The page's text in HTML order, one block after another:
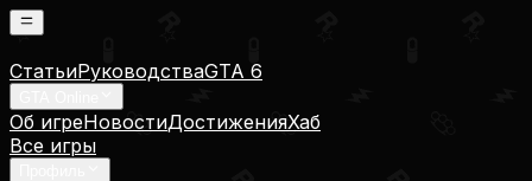
СтатьиРуководстваGTA 6
Об игреНовостиДостиженияХаб
Все игры